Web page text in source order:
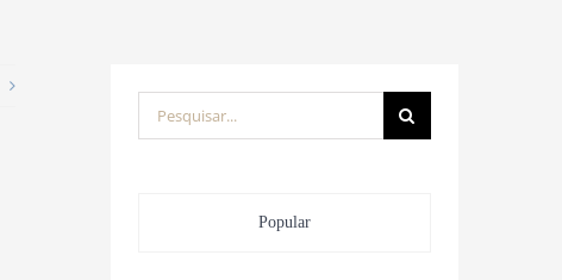
Buscar
resultados
Popular